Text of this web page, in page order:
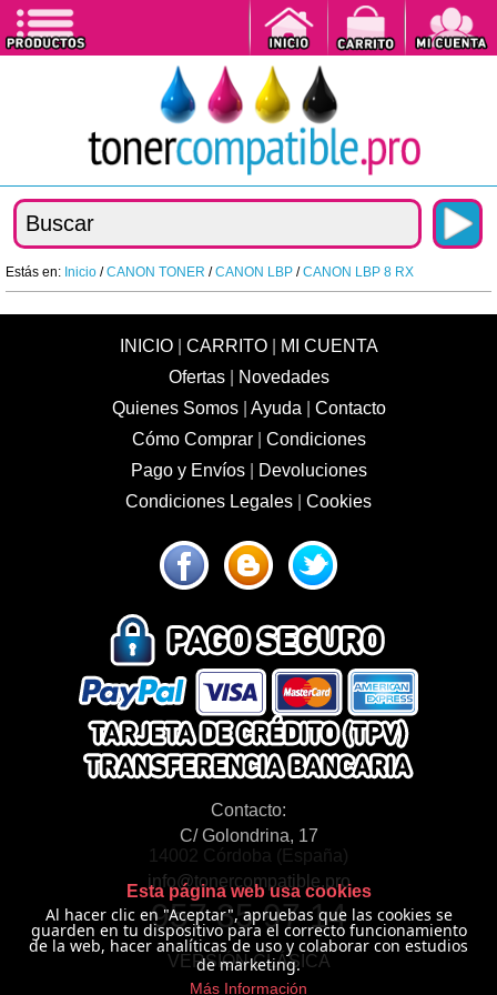
Estás en: Inicio /CANON TONER /CANON LBP /CANON LBP 8 RX
INICIO| CARRITO|
MI CUENTA
Ofertas|
Novedades
Quienes Somos| Ayuda
Contacto
Cómo Comprar| Condiciones
Pago y Envíos|
Devoluciones
Condiciones Legales
Cookies
Contacto:
C/ Golondrina, 17
14002 Córdoba (España)
info@tonercompatible.pro
957 35 97 14
VERSIÓN CLÁSICA
Esta página web usa cookies
Al hacer clic en "Aceptar", apruebas que las cookies se
guarden en tu dispositivo para el correcto funcionamiento
de la web, hacer analíticas de uso y colaborar con estudios
de marketing.
Más Información